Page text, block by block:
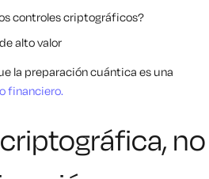
controles criptográficos?
alto valor
la preparación cuántica es una
financiero.
no